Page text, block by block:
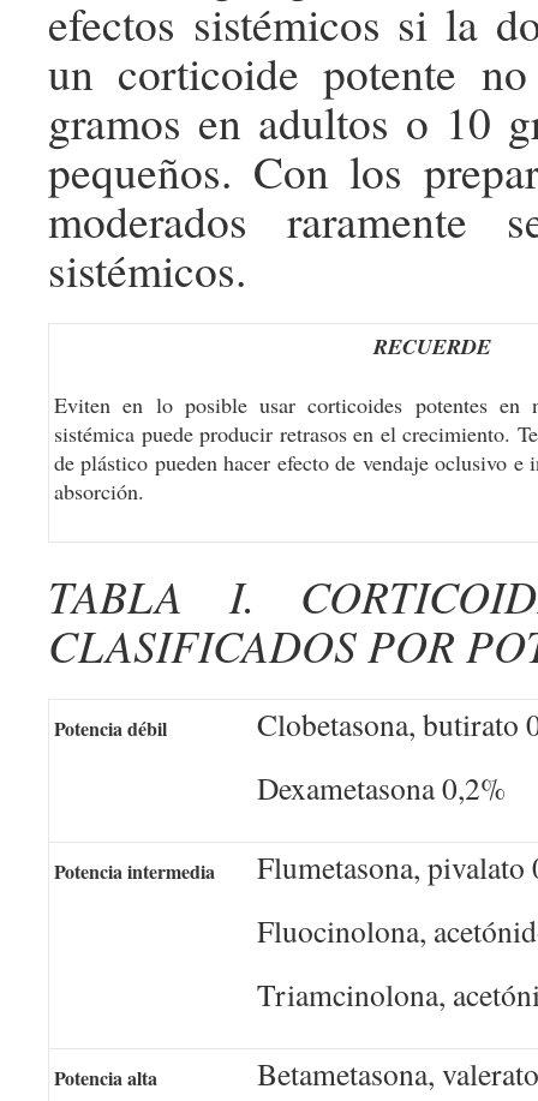
efectos sistémicos si la
un corticoide potente
gramos en adultos o 10
pequeños. Con los
moderados raramente
sistémicos.
RECUERDE
Eviten en lo posible usar corticoides potentes en
sistémica puede producir retrasos en el crecimiento.
de plástico pueden hacer efecto de vendaje oclusivo e
absorción.
TABLA I.
CLASIFICADOS POR
Potencia débil
Clobetasona, butirato
Dexametasona 0,2%
Potencia intermedia
Flumetasona, pivalato
Fluocinolona,
Triamcinolona,
Potencia alta
Betametasona,